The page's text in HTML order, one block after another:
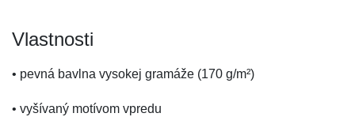
Vlastnosti
• pevná bavlna vysokej gramáže (170 g/m²)
• vyšívaný motívom vpredu